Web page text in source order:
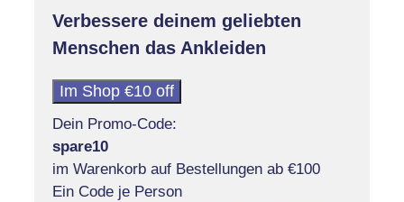
Verbessere deinem geliebten
Menschen das Ankleiden
Im Shop €10 off
Dein Promo-Code:
spare10
im Warenkorb auf Bestellungen ab €100
Ein Code je Person